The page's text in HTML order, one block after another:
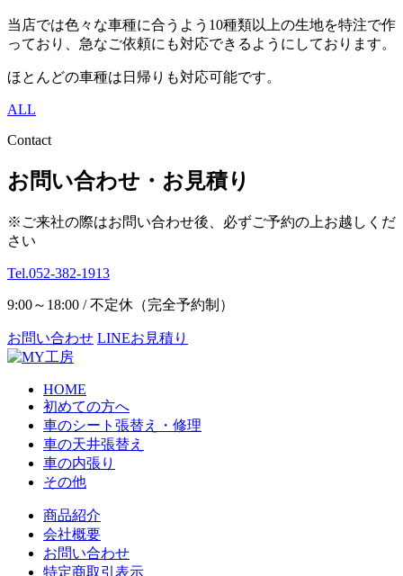
当店では色々な車種に合うよう10種類以上の生地を特注で作
っており、急なご依頼にも対応できるようにしております。
ほとんどの車種は日帰りも対応可能です。
ALL
Contact
お問い合わせ・お見積り
※ご来社の際はお問い合わせ後、必ずご予約の上お越しくだ
さい
Tel.052-382-1913
9:00～18:00 / 不定休（完全予約制）
お問い合わせ LINEお見積り
HOME
初めての方へ
車のシート張替え・修理
車の天井張替え
車の内張り
その他
商品紹介
会社概要
お問い合わせ
特定商取引表示